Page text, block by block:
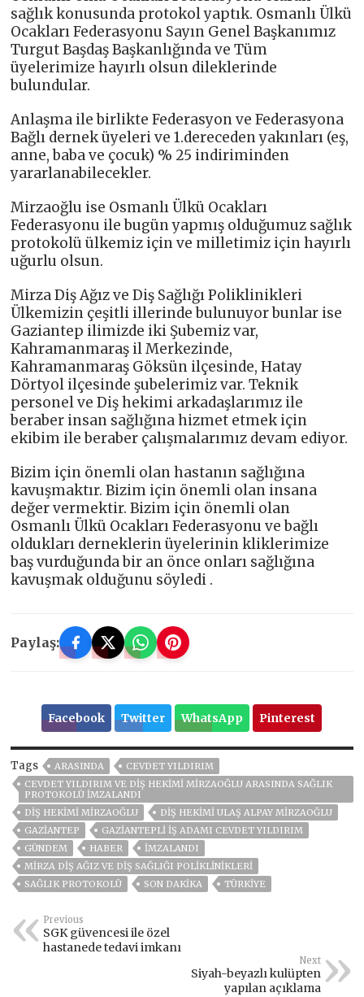
sağlık konusunda protokol yaptık. Osmanlı Ülkü
Ocakları Federasyonu Sayın Genel Başkanımız
Turgut Başdaş Başkanlığında ve Tüm
üyelerimize hayırlı olsun dileklerinde
bulundular.
Anlaşma ile birlikte Federasyon ve Federasyona
Bağlı dernek üyeleri ve 1.dereceden yakınları (eş,
anne, baba ve çocuk) % 25 indiriminden
yararlanabilecekler.
Mirzaoğlu ise Osmanlı Ülkü Ocakları
Federasyonu ile bugün yapmış olduğumuz sağlık
protokolü ülkemiz için ve milletimiz için hayırlı
uğurlu olsun.
Mirza Diş Ağız ve Diş Sağlığı Poliklinikleri
Ülkemizin çeşitli illerinde bulunuyor bunlar ise
Gaziantep ilimizde iki Şubemiz var,
Kahramanmaraş il Merkezinde,
Kahramanmaraş Göksün ilçesinde, Hatay
Dörtyol ilçesinde şubelerimiz var. Teknik
personel ve Diş hekimi arkadaşlarımız ile
beraber insan sağlığına hizmet etmek için
ekibim ile beraber çalışmalarımız devam ediyor.
Bizim için önemli olan hastanın sağlığına
kavuşmaktır. Bizim için önemli olan insana
değer vermektir. Bizim için önemli olan
Osmanlı Ülkü Ocakları Federasyonu ve bağlı
oldukları derneklerin üyelerinin kliklerimize
baş vurduğunda bir an önce onları sağlığına
kavuşmak olduğunu söyledi .
Paylaş:
Facebook Twitter WhatsApp Pinterest
Tags ARASINDA
CEVDET YILDIRIM
CEVDET YILDIRIM VE DIŞ HEKIMI MIRZAOĞLU ARASINDA SAĞLIK
PROTOKOLÜ İMZALANDI
DIŞ HEKIMI MIRZAOĞLU
DIŞ HEKIMI ULAŞ ALPAY MIRZAOĞLU
GAZIANTEP
GAZIANTEPLI İŞ ADAMI CEVDET YILDIRIM
GÜNDEM
HABER
İMZALANDI
MIRZA DIŞ AĞIZ VE DIŞ SAĞLIĞI POLIKLINIKLERI
SAĞLIK PROTOKOLÜ
SON DAKIKA TÜRKİYE
Previous
SGK güvencesi ile özel
hastanede tedavi imkanı
Next
Siyah-beyazlı kulüpten
yapılan açıklama